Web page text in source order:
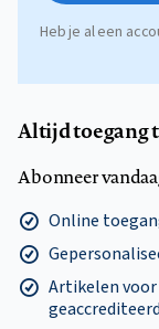
Heb je al een
Altijd toegang
Abonneer
Online
Artikelen